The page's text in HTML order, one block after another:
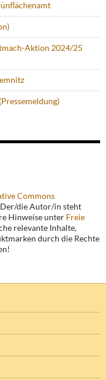
Aktion 2024/25
Commons
die Autor/in steht
Hinweise unter Freie
relevante Inhalte,
durch die Rechte